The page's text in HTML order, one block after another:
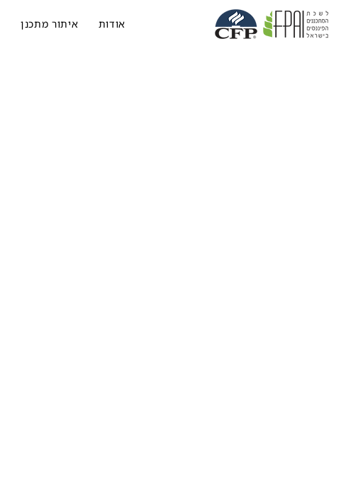
אודות איתור מתכנן